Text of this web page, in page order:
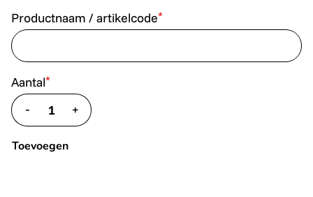
Productnaam / artikelcode*
Aantal*
- translate.decrease
+translate.increase
Toevoegen